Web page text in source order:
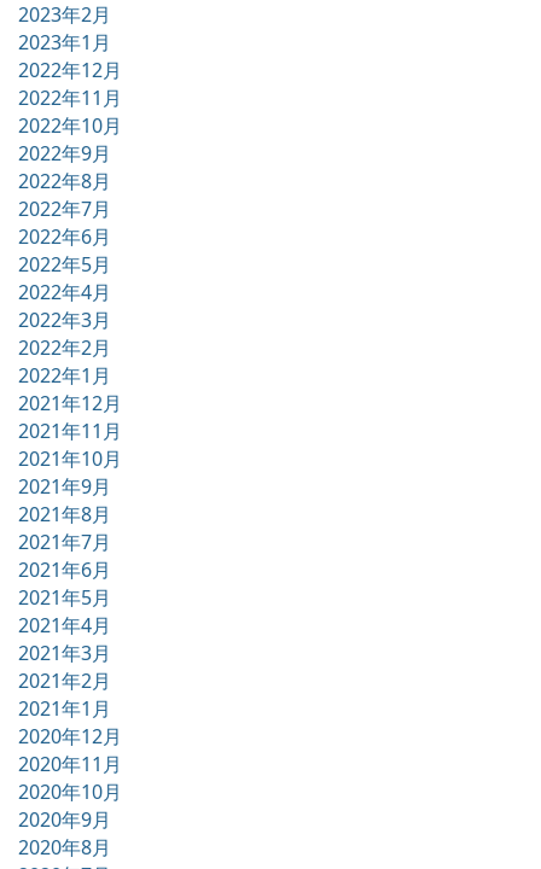
2023年2月
2023年1月
2022年12月
2022年11月
2022年10月
2022年9月
2022年8月
2022年7月
2022年6月
2022年5月
2022年4月
2022年3月
2022年2月
2022年1月
2021年12月
2021年11月
2021年10月
2021年9月
2021年8月
2021年7月
2021年6月
2021年5月
2021年4月
2021年3月
2021年2月
2021年1月
2020年12月
2020年11月
2020年10月
2020年9月
2020年8月